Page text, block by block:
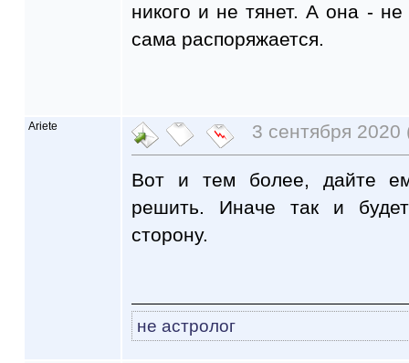
никого и не тянет. А она -
сама распоряжается.
Ariete 3 сентября 2020
Вот и тем более, дайте
решить. Иначе так и
сторону.
не астролог